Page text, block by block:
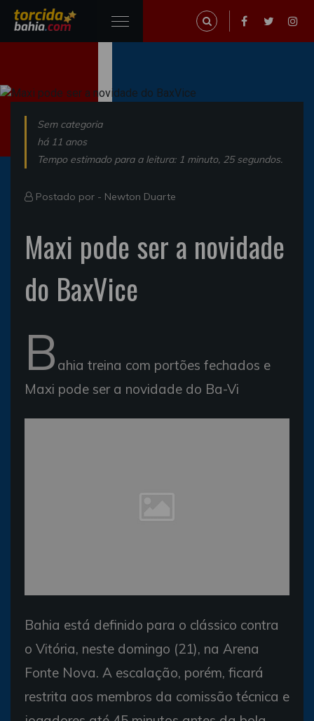
Sem categoria
há 11 anos
Tempo estimado para a leitura: 1 minuto, 25 segundos.
Postado por - Newton Duarte
Maxi pode ser a novidade
do BaxVice
B ahia treina com portões fechados e
Maxi pode ser a novidade do Ba-Vi
Bahia está definido para o clássico contra
o Vitória, neste domingo (21), na Arena
Fonte Nova. A escalação, porém, ficará
restrita aos membros da comissão técnica e